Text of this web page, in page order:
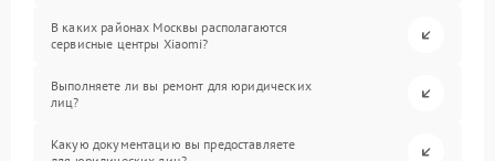
В каких районах Москвы располагаются
сервисные центры Xiaomi?
Выполняете ли вы ремонт для юридических
лиц?
Какую документацию вы предоставляете